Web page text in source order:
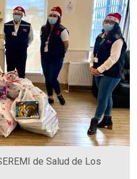
de Salud de Los